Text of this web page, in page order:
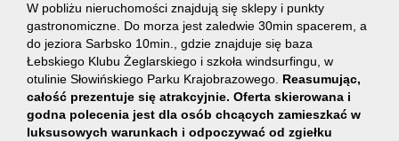
W pobliżu nieruchomości znajdują się sklepy i punkty
gastronomiczne. Do morza jest zaledwie 30min spacerem, a
do jeziora Sarbsko 10min., gdzie znajduje się baza
Łebskiego Klubu Żeglarskiego i szkoła windsurfingu, w
otulinie Słowińskiego Parku Krajobrazowego. Reasumując,
całość prezentuje się atrakcyjnie. Oferta skierowana i
godna polecenia jest dla osób chcących zamieszkać w
luksusowych warunkach i odpoczywać od zgiełku